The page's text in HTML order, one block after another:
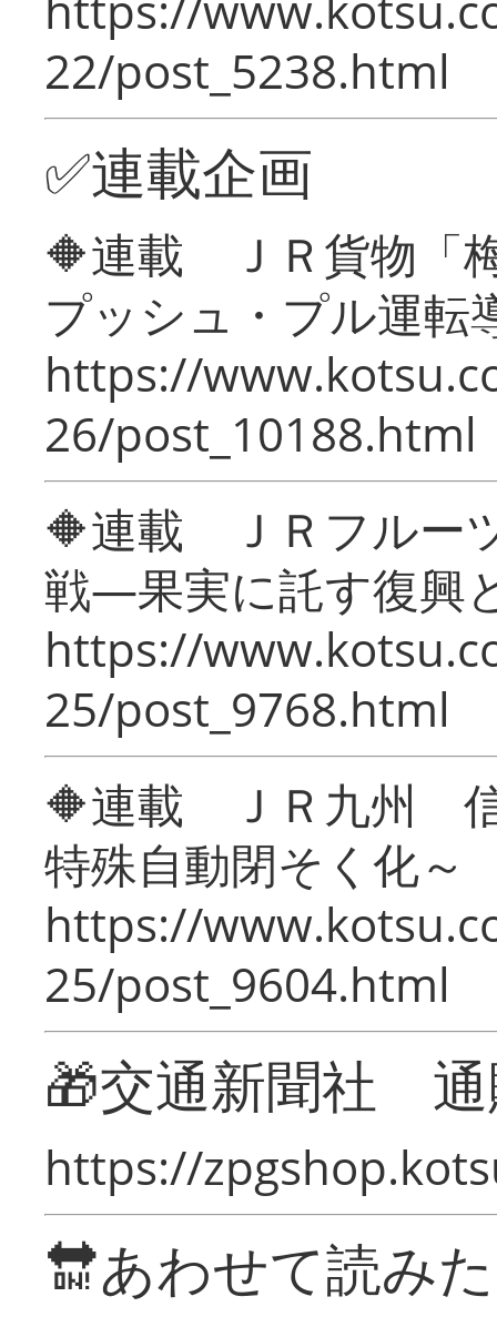
22/post_5238.html
✅連載企画
🔶連載 ＪＲ貨物「
プッシュ・プル運転
https://
26/post_10188.html
🔶連載 ＪＲフルー
戦―果実に託す復興
https://
25/post_9768.html
🔶連載 ＪＲ九州 信
特殊自動閉そく化～
https://
25/post_9604.html
🎁交通新聞社
https://
🔛あわせて読み